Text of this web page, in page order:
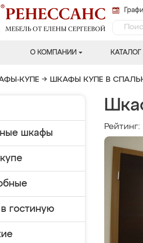
О КОМПАНИИ КАТАЛОГ
КУПЕ → ШКАФЫ КУПЕ В
шкафы
гостиную
Рейтинг: